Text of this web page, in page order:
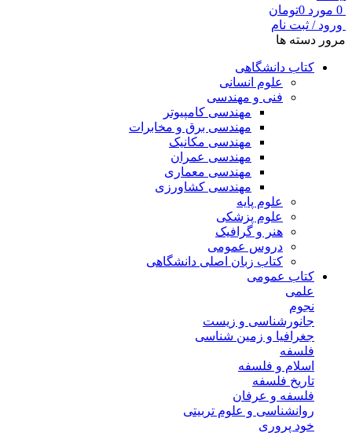
0 مورد 0تومان
ورود / ثبت نام
مرور دسته ها
کتاب دانشگاهی
علوم انسانی
فنی و مهندسی
مهندسی کامپیوتر
مهندسی برق و مخابرات
مهندسی مکانیک
مهندسی عمران
مهندسی معماری
مهندسی کشاورزی
علوم پایه
علوم پزشکی
هنر و گرافیک
دروس عمومی
کتاب زبان اصلی دانشگاهی
کتاب عمومی
علمی
نجوم
جانورشناسی و زیست
جغرافیا و زمین شناسی
فلسفه
اسلام و فلسفه
تاریخ فلسفه
فلسفه و عرفان
روانشناسی و علوم تربیتی
خود پروری